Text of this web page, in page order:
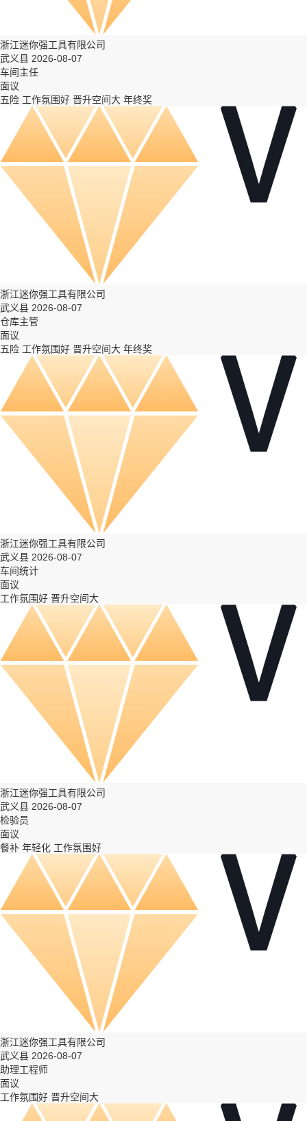
浙江迷你强工具有限公司
武义县 2026-08-07
车间主任
面议
五险 工作氛围好 晋升空间大 年终奖
浙江迷你强工具有限公司
武义县 2026-08-07
仓库主管
面议
五险 工作氛围好 晋升空间大 年终奖
浙江迷你强工具有限公司
武义县 2026-08-07
车间统计
面议
工作氛围好 晋升空间大
浙江迷你强工具有限公司
武义县 2026-08-07
检验员
面议
餐补 年轻化 工作氛围好
浙江迷你强工具有限公司
武义县 2026-08-07
助理工程师
面议
工作氛围好 晋升空间大